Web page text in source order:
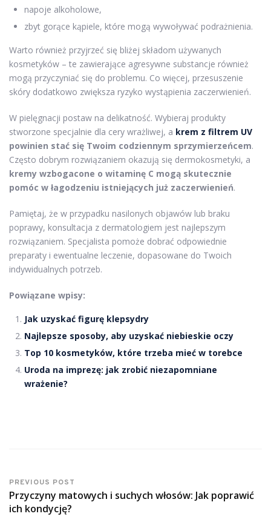
napoje alkoholowe,
zbyt gorące kąpiele, które mogą wywoływać podrażnienia.
Warto również przyjrzeć się bliżej składom używanych
kosmetyków – te zawierające agresywne substancje również
mogą przyczyniać się do problemu. Co więcej, przesuszenie
skóry dodatkowo zwiększa ryzyko wystąpienia zaczerwienień.
W pielęgnacji postaw na delikatność. Wybieraj produkty
stworzone specjalnie dla cery wrażliwej, a krem z filtrem UV
powinien stać się Twoim codziennym sprzymierzeńcem.
Często dobrym rozwiązaniem okazują się dermokosmetyki, a
kremy wzbogacone o witaminę C mogą skutecznie
pomóc w łagodzeniu istniejących już zaczerwienień.
Pamiętaj, że w przypadku nasilonych objawów lub braku
poprawy, konsultacja z dermatologiem jest najlepszym
rozwiązaniem. Specjalista pomoże dobrać odpowiednie
preparaty i ewentualne leczenie, dopasowane do Twoich
indywidualnych potrzeb.
Powiązane wpisy:
Jak uzyskać figurę klepsydry
Najlepsze sposoby, aby uzyskać niebieskie oczy
Top 10 kosmetyków, które trzeba mieć w torebce
Uroda na imprezę: jak zrobić niezapomniane
wrażenie?
PREVIOUS POST
Przyczyny matowych i suchych włosów: Jak poprawić
ich kondycję?